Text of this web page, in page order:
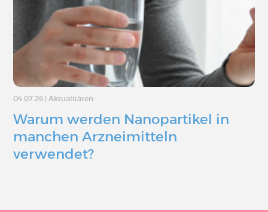
04.07.26 Aktualitäten
Warum werden Nanopartikel in
manchen Arzneimitteln
verwendet?